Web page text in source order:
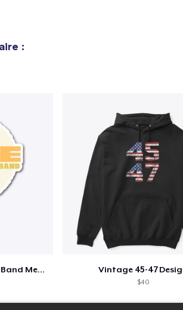
:
Shine - Bobby Thompson Band Merch Vintage 45-47
$40